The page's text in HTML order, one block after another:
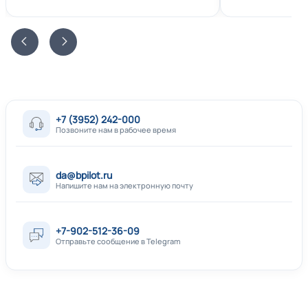
+7 (3952) 242-000
Позвоните нам в рабочее время
da@bpilot.ru
Напишите нам на электронную почту
+7-902-512-36-09
Отправьте сообщение в Telegram